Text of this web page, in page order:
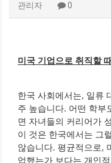
관리자 0
미국 기업으로 취직할 때
한국 사회에서는, 일류
주 높습니다. 어떤 학부
면 자녀들의 커리어가
이 것은 한국에서는 그
않습니다. 평균적으로,
업했는가 보다는 개인